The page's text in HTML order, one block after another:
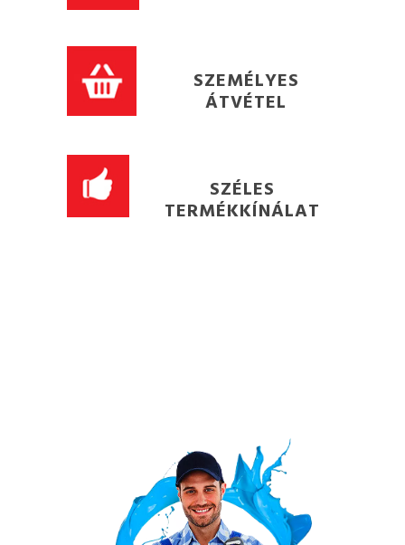
SZEMÉLYES
ÁTVÉTEL
SZÉLES
TERMÉKKÍNÁLAT